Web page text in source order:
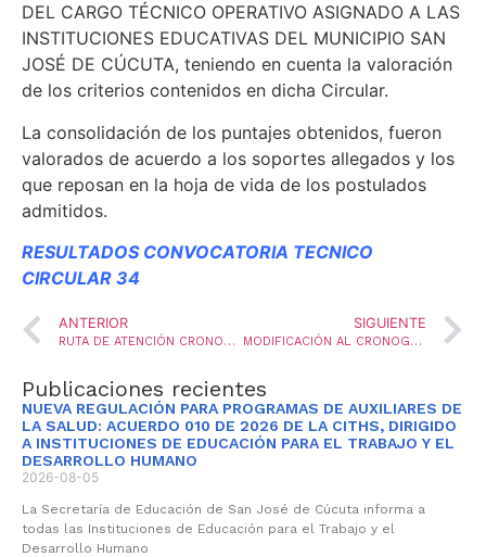
DEL CARGO TÉCNICO OPERATIVO ASIGNADO A LAS
INSTITUCIONES EDUCATIVAS DEL MUNICIPIO SAN
JOSÉ DE CÚCUTA, teniendo en cuenta la valoración
de los criterios contenidos en dicha Circular.
La consolidación de los puntajes obtenidos, fueron
valorados de acuerdo a los soportes allegados y los
que reposan en la hoja de vida de los postulados
admitidos.
RESULTADOS CONVOCATORIA TECNICO
CIRCULAR 34
ANTERIOR
RUTA DE ATENCIÓN CRONOGRAMA DE MATRICULA
SIGUIENTE
MODIFICACIÓN AL CRONOGRAMA DE LA CONVOCATORIA PARA PROVEER MEDIANTE ENCARGO DOS VACANTES TEMPORALES DEL CARGO TÉCNICO OPERATIVO
Publicaciones recientes
NUEVA REGULACIÓN PARA PROGRAMAS DE AUXILIARES DE
LA SALUD: ACUERDO 010 DE 2026 DE LA CITHS, DIRIGIDO
A INSTITUCIONES DE EDUCACIÓN PARA EL TRABAJO Y EL
DESARROLLO HUMANO
2026-08-05
La Secretaría de Educación de San José de Cúcuta informa a
todas las Instituciones de Educación para el Trabajo y el
Desarrollo Humano